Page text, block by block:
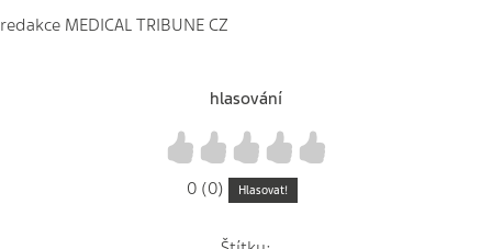
redakce MEDICAL TRIBUNE CZ
hlasování
4
3
2
1
0 (0) Hlasovat!